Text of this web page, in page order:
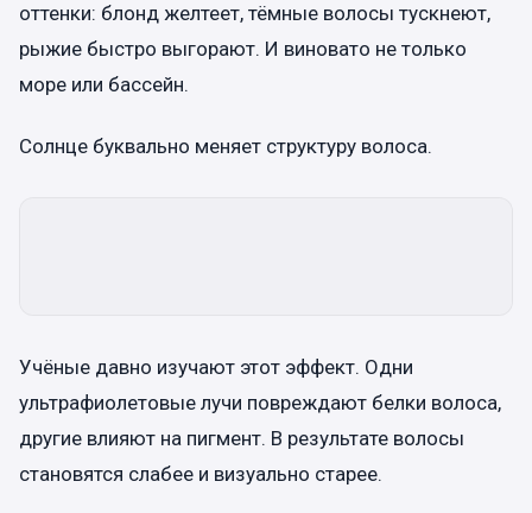
оттенки: блонд желтеет, тёмные волосы тускнеют,
рыжие быстро выгорают. И виновато не только
море или бассейн.
Солнце буквально меняет структуру волоса.
Учёные давно изучают этот эффект. Одни
ультрафиолетовые лучи повреждают белки волоса,
другие влияют на пигмент. В результате волосы
становятся слабее и визуально старее.